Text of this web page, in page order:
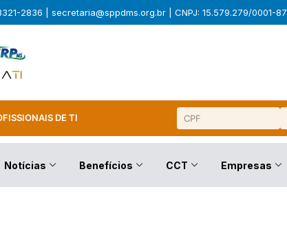
2836 | secretaria@sppdms.org.br | CNPJ: 15.579.279/0001-87
DE TI
Notícias Benefícios CCT Empresas